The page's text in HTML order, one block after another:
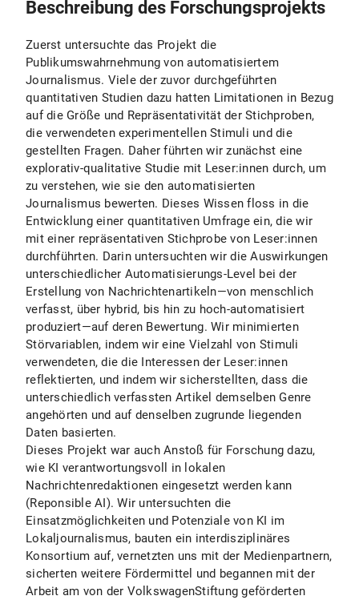
Beschreibung des Forschungsprojekts
Zuerst untersuchte das Projekt die
Publikumswahrnehmung von automatisiertem
Journalismus. Viele der zuvor durchgeführten
quantitativen Studien dazu hatten Limitationen in Bezug
auf die Größe und Repräsentativität der Stichproben,
die verwendeten experimentellen Stimuli und die
gestellten Fragen. Daher führten wir zunächst eine
explorativ-qualitative Studie mit Leser:innen durch, um
zu verstehen, wie sie den automatisierten
Journalismus bewerten. Dieses Wissen floss in die
Entwicklung einer quantitativen Umfrage ein, die wir
mit einer repräsentativen Stichprobe von Leser:innen
durchführten. Darin untersuchten wir die Auswirkungen
unterschiedlicher Automatisierungs-Level bei der
Erstellung von Nachrichtenartikeln—von menschlich
verfasst, über hybrid, bis hin zu hoch-automatisiert
produziert—auf deren Bewertung. Wir minimierten
Störvariablen, indem wir eine Vielzahl von Stimuli
verwendeten, die die Interessen der Leser:innen
reflektierten, und indem wir sicherstellten, dass die
unterschiedlich verfassten Artikel demselben Genre
angehörten und auf denselben zugrunde liegenden
Daten basierten.
Dieses Projekt war auch Anstoß für Forschung dazu,
wie KI verantwortungsvoll in lokalen
Nachrichtenredaktionen eingesetzt werden kann
(Reponsible AI). Wir untersuchten die
Einsatzmöglichkeiten und Potenziale von KI im
Lokaljournalismus, bauten ein interdisziplinäres
Konsortium auf, vernetzten uns mit der Medienpartnern,
sicherten weitere Fördermittel und begannen mit der
Arbeit am von der VolkswagenStiftung geförderten